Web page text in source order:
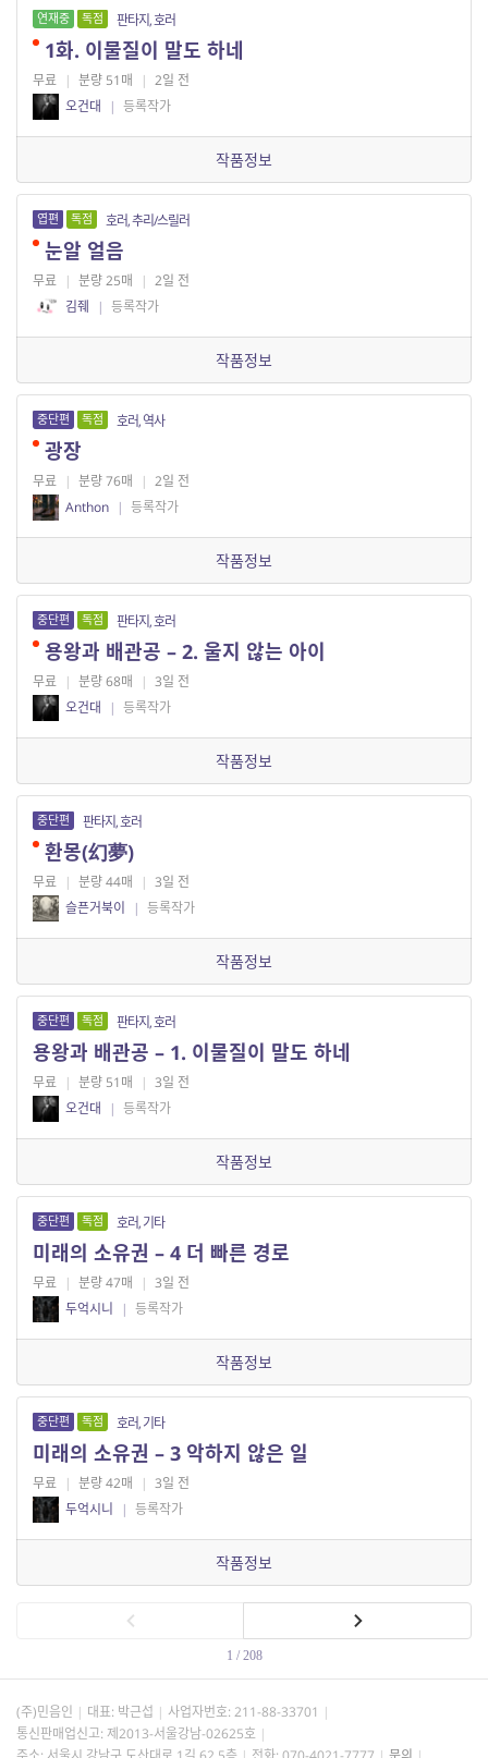
연재중 독점 판타지, 호러
1화. 이물질이 말도 하네
무료 | 분량 51매 | 2일 전
오건대
| 등록작가
작품정보
엽편 독점 호러, 추리/스릴러
눈알 얼음
무료 | 분량 25매 | 2일 전
김줴
| 등록작가
작품정보
중단편 독점 호러, 역사
광장
무료 | 분량 76매 | 2일 전
Anthon | 등록작가
작품정보
중단편 독점 판타지, 호러
용왕과 배관공 – 2. 울지 않는 아이
무료 | 분량 68매 | 3일 전
오건대
| 등록작가
작품정보
중단편 판타지, 호러
환몽(幻夢)
무료 | 분량 44매 | 3일 전
슬픈거북이
| 등록작가
작품정보
중단편 독점 판타지, 호러
용왕과 배관공 – 1. 이물질이 말도 하네
무료 | 분량 51매 | 3일 전
오건대
| 등록작가
작품정보
중단편 독점 호러, 기타
미래의 소유권 – 4 더 빠른 경로
무료 | 분량 47매 | 3일 전
두억시니
| 등록작가
작품정보
중단편 독점 호러, 기타
미래의 소유권 – 3 악하지 않은 일
무료 | 분량 42매 | 3일 전
두억시니
| 등록작가
작품정보
1 / 208
(주)민음인 대표: 박근섭 사업자번호: 211-88-33701
통신판매업신고: 제2013-서울강남-02625호